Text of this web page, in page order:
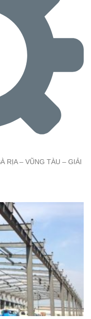
RỊA – VŨNG TÀU – GIẢI